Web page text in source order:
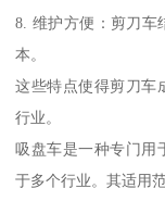
8. 维护方便：剪刀车
本。
这些特点使得剪刀车
行业。
吸盘车是一种专门用
于多个行业。其适用